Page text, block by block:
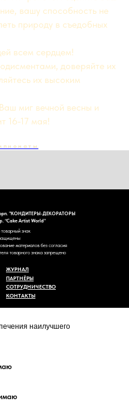
наилучшего
вашу способность не
природу в съедобных
всем сердцем!
доверяйте их
их высоким
миг вечной весны и
16-17 мая!
"КОНДИТЕРЫ-ДЕКОРАТОРЫ
“Cake Artist World”
знак
материалов без согласия
товарного знака запрещено
КОНТАКТЫ
СОТРУДНИЧЕСТВО
ЖУРНАЛ
ПАРТНЁРЫ
данных